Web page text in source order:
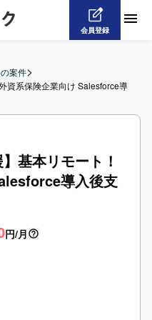
会員登録
案件>
資系保険企業向け Salesforce導
基本リモート！
導入後支
円/月